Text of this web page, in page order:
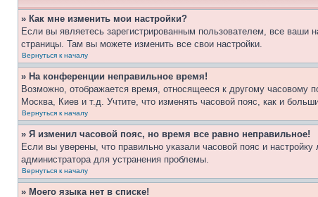
» Как мне изменить мои настройки?
Если вы являетесь зарегистрированным пользователем, все ваши
страницы. Там вы можете изменить все свои настройки.
Вернуться к началу
» На конференции неправильное время!
Возможно, отображается время, относящееся к другому часовому
Москва, Киев и т.д. Учтите, что изменять часовой пояс, как и
Вернуться к началу
» Я изменил часовой пояс, но время все равно неправильное!
Если вы уверены, что правильно указали часовой пояс и
администратора для устранения проблемы.
Вернуться к началу
» Моего языка нет в списке!